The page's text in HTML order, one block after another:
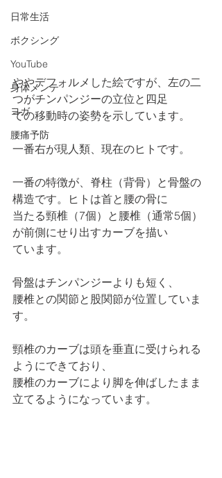
日常生活
ボクシング
YouTube
身体メンテ
ヨガ
腰痛予防
ややデフォルメした絵ですが、左の二
つがチンパンジーの立位と四足
での移動時の姿勢を示しています。
一番右が現人類、現在のヒトです。
一番の特徴が、脊柱（背骨）と骨盤の
構造です。ヒトは首と腰の骨に
当たる頸椎（7個）と腰椎（通常5個）
が前側にせり出すカーブを描い
ています。
骨盤はチンパンジーよりも短く、
腰椎との関節と股関節が位置していま
す。
頸椎のカーブは頭を垂直に受けられる
ようにできており、
腰椎のカーブにより脚を伸ばしたまま
立てるようになっています。